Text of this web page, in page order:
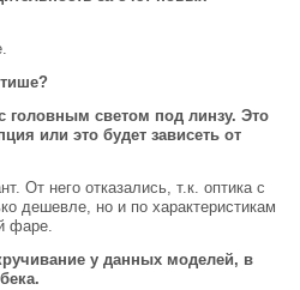
светом под линзу. Это
или это будет зависеть от
От него отказались, т.к. оптика с
дешевле, но и по характеристикам
фаре.
у данных моделей, в